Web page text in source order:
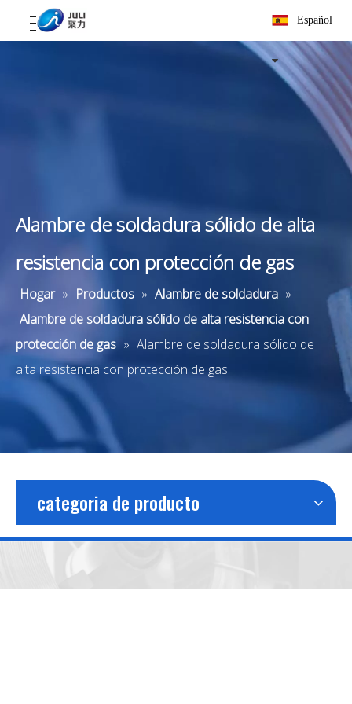
Español
Alambre de soldadura sólido de alta
resistencia con protección de gas
Hogar » Productos » Alambre de soldadura »
Alambre de soldadura sólido de alta resistencia con
protección de gas » Alambre de soldadura sólido de
alta resistencia con protección de gas
categoria de producto